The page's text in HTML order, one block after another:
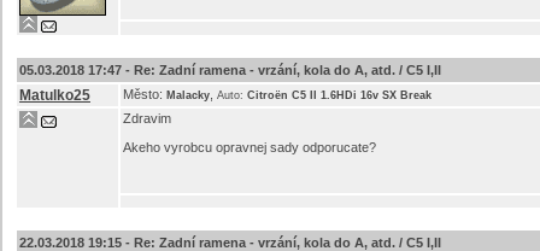
05.03.2018 17:47 - Re: Zadní ramena - vrzání, kola do A, atd. / C5 I,II
Matulko25 Město: Malacky Auto: Citroën C5 II 1.6HDi 16v SX Break
Zdravim
Akeho vyrobcu opravnej sady odporucate?
22.03.2018 19:15 - Re: Zadní ramena - vrzání, kola do A, atd. / C5 I,II